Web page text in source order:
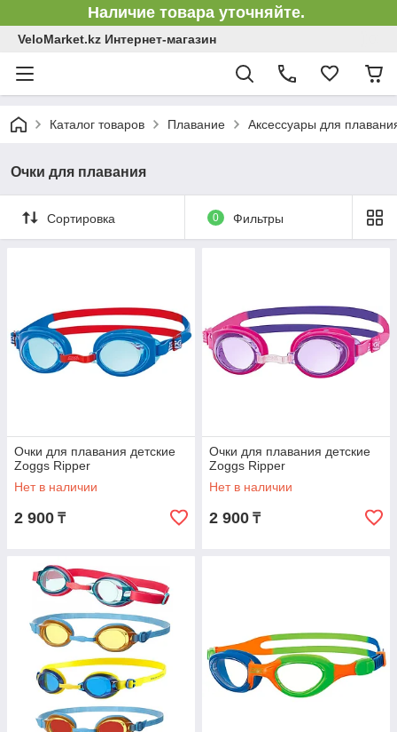
Наличие товара уточняйте.
VeloMarket.kz Интернет-магазин
Каталог товаров Плавание Аксессуары для
Очки для плавания
Сортировка 0 Фильтры
Очки для плавания детские
Zoggs Ripper
Нет в наличии
2 900 ₸
Очки для плавания детские
Zoggs Ripper
Нет в наличии
2 900 ₸